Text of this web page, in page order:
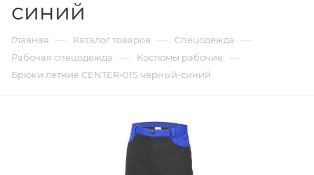
синий
Главная — Каталог товаров — Спецодежда —
Рабочая спецодежда — Костюмы рабочие —
Брюки летние CENTER-01S черный-синий